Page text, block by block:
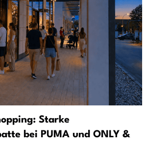
Starke
bei PUMA und ONLY &